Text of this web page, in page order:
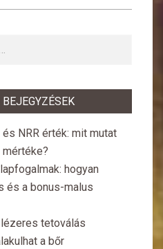
BEJEGYZÉSEK
NRR érték: mit mutat
hogyan
és a bonus-malus
lézeres tetoválás
a bőr